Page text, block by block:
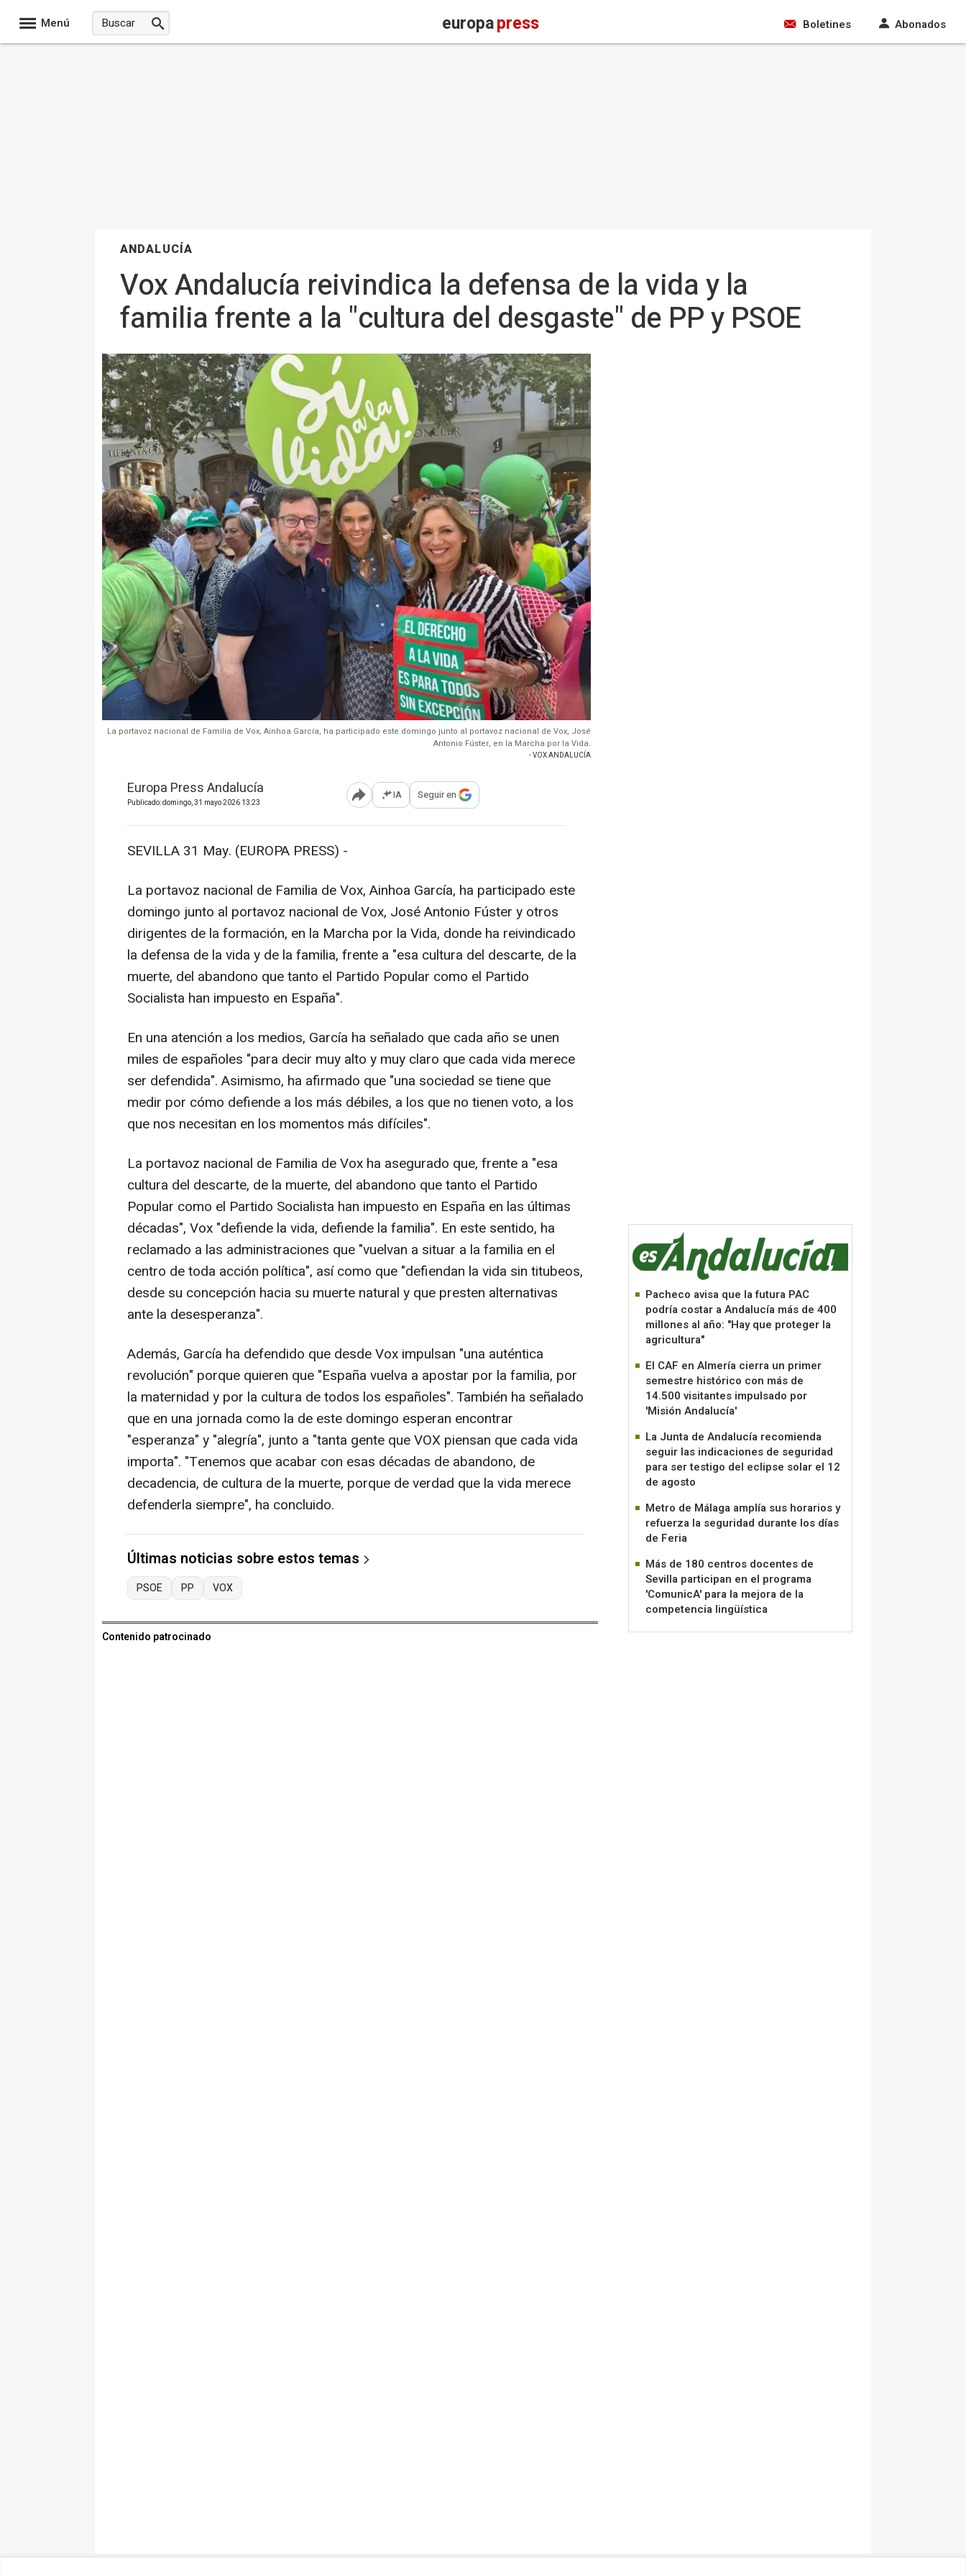
Menú europapress Boletines Abonados
ANDALUCÍA
Vox Andalucía reivindica la defensa de la vida y la
familia frente a la "cultura del desgaste" de PP y PSOE
La portavoz nacional de Familia de Vox, Ainhoa García, ha participado este domingo junto al portavoz nacional de Vox, José
Antonio Fúster, en la Marcha por la Vida.
- VOX ANDALUCÍA
Europa Press Andalucía
Publicado: domingo, 31 mayo 2026 13:23 Abrir opciones para compartir
IA Seguir en
SEVILLA 31 May. (EUROPA PRESS) -
La portavoz nacional de Familia de Vox, Ainhoa García, ha participado este
domingo junto al portavoz nacional de Vox, José Antonio Fúster y otros
dirigentes de la formación, en la Marcha por la Vida, donde ha reivindicado
la defensa de la vida y de la familia, frente a "esa cultura del descarte, de la
muerte, del abandono que tanto el Partido Popular como el Partido
Socialista han impuesto en España".
En una atención a los medios, García ha señalado que cada año se unen
miles de españoles "para decir muy alto y muy claro que cada vida merece
ser defendida". Asimismo, ha afirmado que "una sociedad se tiene que
medir por cómo defiende a los más débiles, a los que no tienen voto, a los
que nos necesitan en los momentos más difíciles".
La portavoz nacional de Familia de Vox ha asegurado que, frente a "esa
cultura del descarte, de la muerte, del abandono que tanto el Partido
Popular como el Partido Socialista han impuesto en España en las últimas
décadas", Vox "defiende la vida, defiende la familia". En este sentido, ha
reclamado a las administraciones que "vuelvan a situar a la familia en el
centro de toda acción política", así como que "defiendan la vida sin titubeos,
desde su concepción hacia su muerte natural y que presten alternativas
ante la desesperanza".
Además, García ha defendido que desde Vox impulsan "una auténtica
revolución" porque quieren que "España vuelva a apostar por la familia, por
la maternidad y por la cultura de todos los españoles". También ha señalado
que en una jornada como la de este domingo esperan encontrar
"esperanza" y "alegría", junto a "tanta gente que VOX piensan que cada vida
importa". "Tenemos que acabar con esas décadas de abandono, de
decadencia, de cultura de la muerte, porque de verdad que la vida merece
defenderla siempre", ha concluido.
Últimas noticias sobre estos temas
PSOE PP VOX
Contenido patrocinado
Pacheco avisa que la futura PAC
podría costar a Andalucía más de 400
millones al año: "Hay que proteger la
agricultura"
El CAF en Almería cierra un primer
semestre histórico con más de
14.500 visitantes impulsado por
'Misión Andalucía'
La Junta de Andalucía recomienda
seguir las indicaciones de seguridad
para ser testigo del eclipse solar el 12
de agosto
Metro de Málaga amplía sus horarios y
refuerza la seguridad durante los días
de Feria
Más de 180 centros docentes de
Sevilla participan en el programa
'ComunicA' para la mejora de la
competencia lingüística